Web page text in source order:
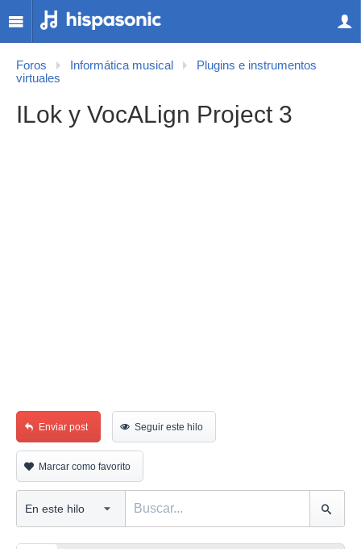
Foros Informática musical
Plugins e instrumentos
virtuales
ILok y VocALign Project 3
Enviar post Seguir este hilo
Marcar como favorito